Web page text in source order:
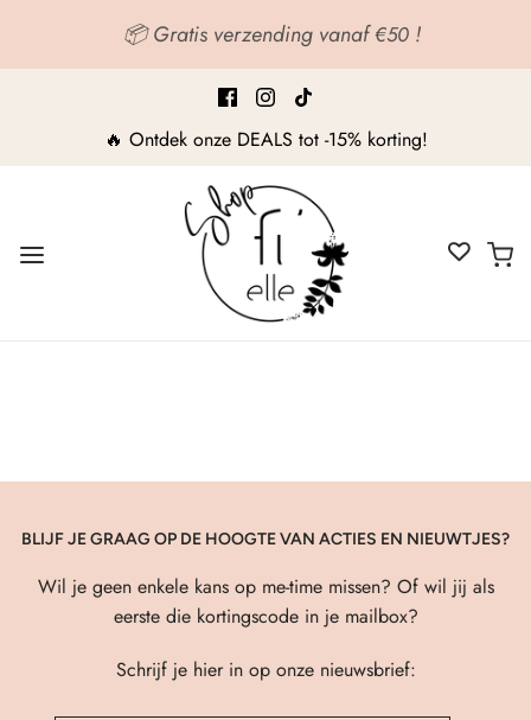
📦 Gratis verzending vanaf €50 !
🔥 Ontdek onze DEALS tot -15% korting!
BLIJF JE GRAAG OP DE HOOGTE VAN ACTIES EN NIEUWTJES?
Wil je geen enkele kans op me-time missen? Of wil jij als
eerste die kortingscode in je mailbox?
Schrijf je hier in op onze nieuwsbrief: